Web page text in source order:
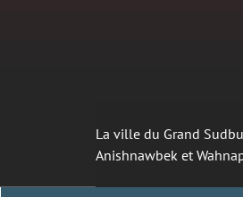
La ville du Grand
Anishnawbek et